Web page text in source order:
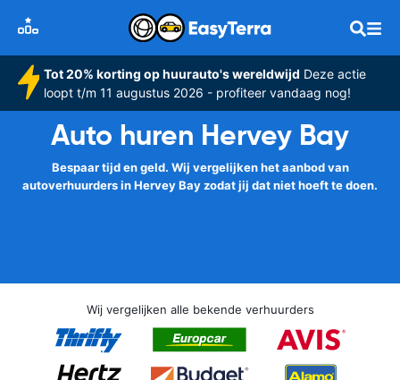
Tot 20% korting op huurauto's wereldwijd Deze actie
loopt t/m 11 augustus 2026 - profiteer vandaag nog!
Auto huren Hervey Bay
Bespaar tijd en geld. Wij vergelijken het aanbod van
autoverhuurders in Hervey Bay zodat jij dat niet hoeft te doen.
Wij vergelijken alle bekende verhuurders